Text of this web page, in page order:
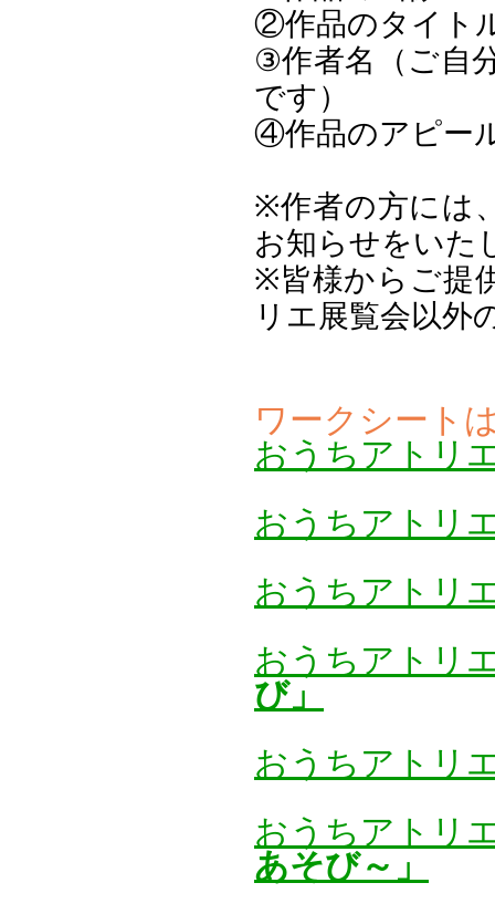
②作品のタイト
③作者名（ご自
です）
④作品のアピー
※作者の方には
お知らせをいた
※皆様からご提
リエ展覧会以外
ワークシート
おうちアトリ
おうちアトリ
おうちアトリ
おうちアトリ
び」
おうちアトリ
おうちアトリ
あそび～」